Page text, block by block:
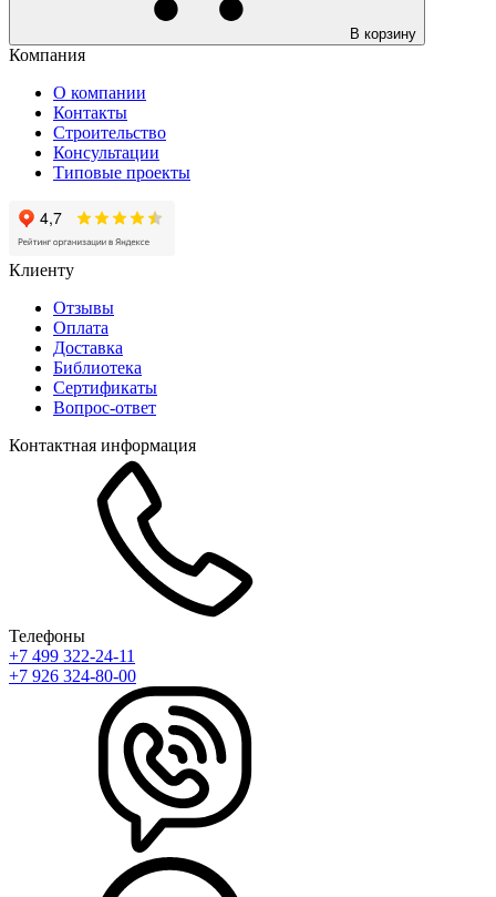
В корзину
Компания
О компании
Контакты
Строительство
Консультации
Типовые проекты
Клиенту
Отзывы
Оплата
Доставка
Библиотека
Сертификаты
Вопрос-ответ
Контактная информация
Телефоны
+7 499 322-24-11
+7 926 324-80-00